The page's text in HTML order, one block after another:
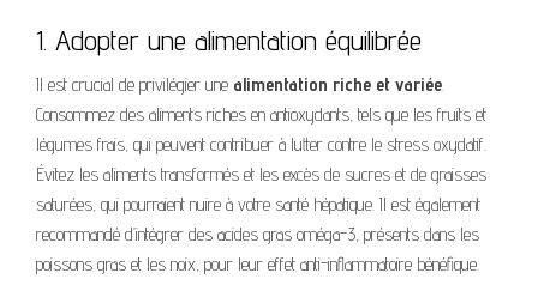
1. Adopter une alimentation équilibrée
Il est crucial de privilégier une alimentation riche et variée.
Consommez des aliments riches en antioxydants, tels que les fruits et
légumes frais, qui peuvent contribuer à lutter contre le stress oxydatif.
Évitez les aliments transformés et les excès de sucres et de graisses
saturées, qui pourraient nuire à votre santé hépatique. Il est également
recommandé d’intégrer des acides gras oméga-3, présents dans les
poissons gras et les noix, pour leur effet anti-inflammatoire bénéfique.